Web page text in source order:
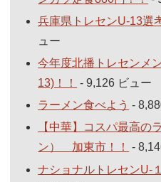
兵庫県トレセンU-13選
ュー
今年度北播トレセンメ
13)！！
- 9,126 ビュー
ラーメン食べよう -
【中華】コスパ最高
ン） 加東市！！
-
ナショナルトレセンU-